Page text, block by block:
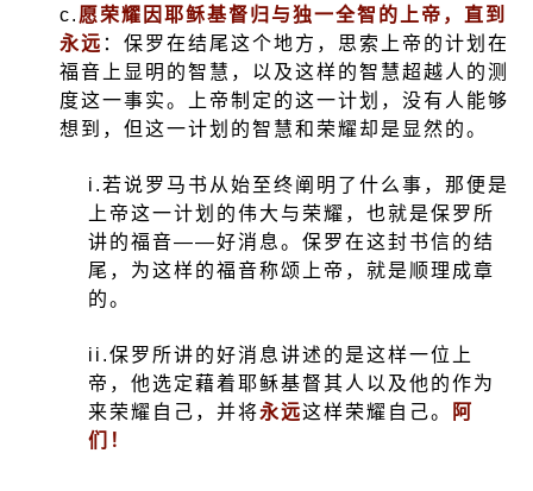
c. 愿荣耀因耶稣基督归与独一全智的上帝，直到
永远 ：保罗在结尾这个地方，思索上帝的计划在
福音上显明的智慧，以及这样的智慧超越人的测
度这一事实。上帝制定的这一计划，没有人能够
想到，但这一计划的智慧和荣耀却是显然的。
i.若说罗马书从始至终阐明了什么事，那便是
上帝这一计划的伟大与荣耀，也就是保罗所
讲的福音——好消息。保罗在这封书信的结
尾，为这样的福音称颂上帝，就是顺理成章
的。
ii.保罗所讲的好消息讲述的是这样一位上
帝，他选定藉着耶稣基督其人以及他的作为
来荣耀自己，并将永远这样荣耀自己。
阿
们！